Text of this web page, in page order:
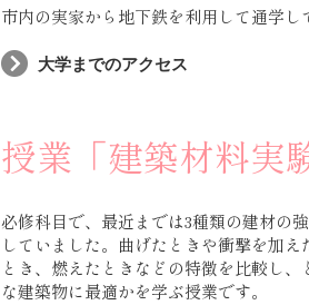
市内の実家から地下鉄を利用して通学し
大学までのアクセス
授業「建築材料実
必修科目で、最近までは3種類の建材の
していました。曲げたときや衝撃を加え
とき、燃えたときなどの特徴を比較し、
な建築物に最適かを学ぶ授業です。